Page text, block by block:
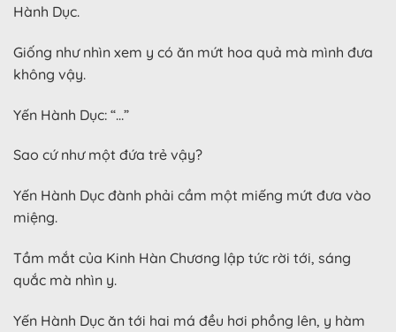
Hành Dục.
Giống như nhìn xem y có ăn mứt hoa quả mà mình đưa
không vậy.
Yến Hành Dục: “…”
Sao cứ như một đứa trẻ vậy?
Yến Hành Dục đành phải cầm một miếng mứt đưa vào
miệng.
Tầm mắt của Kinh Hàn Chương lập tức rời tới, sáng
quắc mà nhìn y.
Yến Hành Dục ăn tới hai má đều hơi phồng lên, y hàm